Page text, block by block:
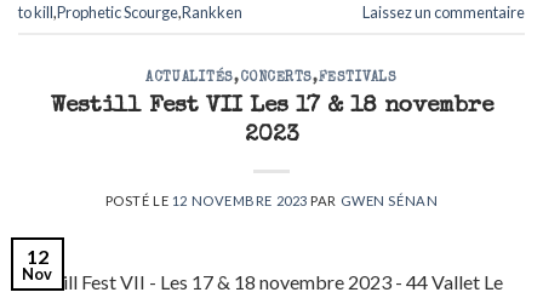
to kill,Prophetic Scourge,Rankken Laissez un commentaire
ACTUALITÉS,CONCERTS,FESTIVALS
Westill Fest VII Les 17 & 18 novembre
2023
POSTÉ LE 12 NOVEMBRE 2023 PAR GWEN SÉNAN
12
Nov
Westill Fest VII - Les 17 & 18 novembre 2023 - 44 Vallet Le